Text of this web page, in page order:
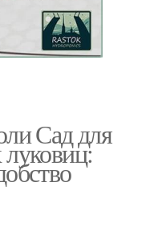
Сад для